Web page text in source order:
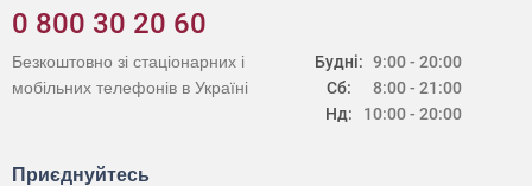
0 800 30 20 60
Будні:
Сб:
Нд:
9:00 - 20:00
8:00 - 21:00
10:00 - 20:00
Безкоштовно зі стаціонарних і
мобільних телефонів в Україні
Приєднуйтесь